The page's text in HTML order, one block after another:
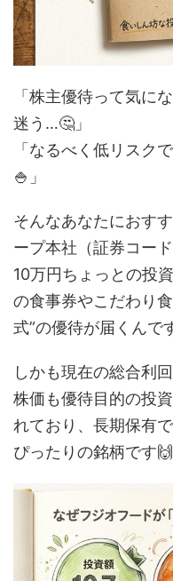
「株主優待って気に
迷う…🤔」
「なるべく低リスク
🍚」
そんなあなたにおす
ープ本社（証券コー
10万円ちょっとの投
の食事券やこだわり
式”の優待が届くんで
しかも現在の総合利
株価も優待目的の投
れており、長期保有
ぴったりの銘柄です🙌